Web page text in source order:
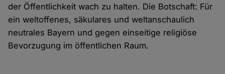
der Öffentlichkeit wach zu halten. Die Botschaft: Für
ein weltoffenes, säkulares und weltanschaulich
neutrales Bayern und gegen einseitige religiöse
Bevorzugung im öffentlichen Raum.